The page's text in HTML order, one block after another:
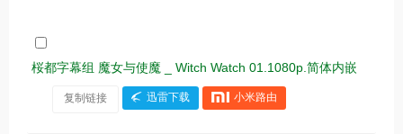
桜都字幕组 魔女与使魔 _ Witch Watch 01.1080p.简体内嵌
复制链接 迅雷下载 小米路由